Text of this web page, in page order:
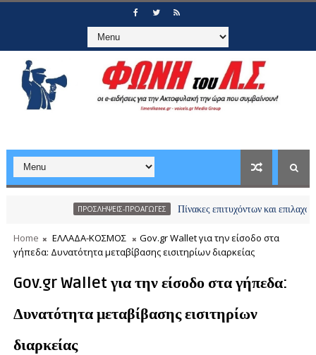
ΠΡΟΣΛΗΨΕΙΣ-ΠΡΟΑΓΩΓΕΣ Πίνακες επιτυχόντων και επιλαχόντων
Home ΕΛΛΑΔΑ-ΚΟΣΜΟΣ
Gov.gr Wallet για την είσοδο στα
γήπεδα: Δυνατότητα μεταβίβασης εισιτηρίων διαρκείας
Gov.gr Wallet για την είσοδο στα γήπεδα:
Δυνατότητα μεταβίβασης εισιτηρίων
διαρκείας